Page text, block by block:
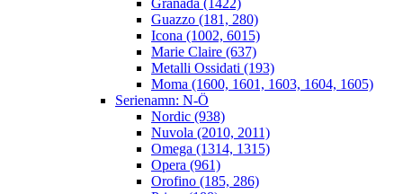
Granada (1422)
Guazzo (181, 280)
Icona (1002, 6015)
Marie Claire (637)
Metalli Ossidati (193)
Moma (1600, 1601, 1603, 1604, 1605)
Serienamn: N-Ö
Nordic (938)
Nuvola (2010, 2011)
Omega (1314, 1315)
Opera (961)
Orofino (185, 286)